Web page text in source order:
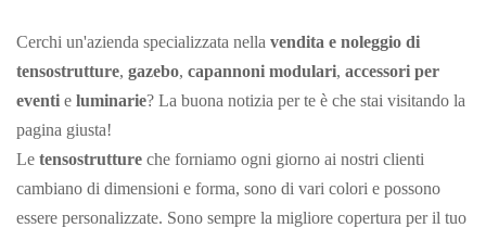
Cerchi un'azienda specializzata nella vendita e noleggio di
tensostrutture, gazebo, capannoni modulari, accessori per
eventi e luminarie? La buona notizia per te è che stai visitando la
pagina giusta!
Le tensostrutture che forniamo ogni giorno ai nostri clienti
cambiano di dimensioni e forma, sono di vari colori e possono
essere personalizzate. Sono sempre la migliore copertura per il tuo